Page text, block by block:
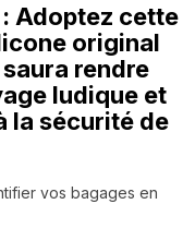
Adoptez cette
original
rendre
ludique et
la sécurité de
vos bagages en